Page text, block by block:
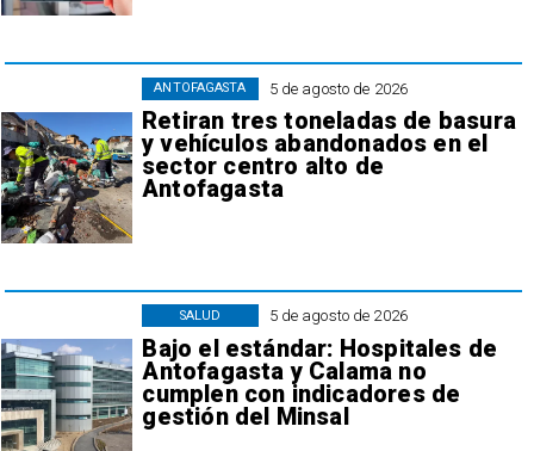
5 de agosto de 2026
Retiran tres toneladas de basura
y vehículos abandonados en el
sector centro alto de
Antofagasta
ANTOFAGASTA
5 de agosto de 2026
Bajo el estándar: Hospitales de
Antofagasta y Calama no
cumplen con indicadores de
gestión del Minsal
SALUD